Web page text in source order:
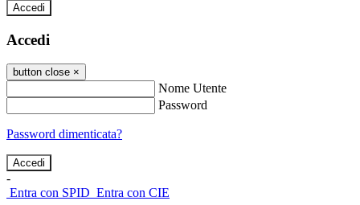
Accedi
Accedi
button close ×
Nome Utente
Password
Password dimenticata?
-
Entra con SPID Entra con CIE